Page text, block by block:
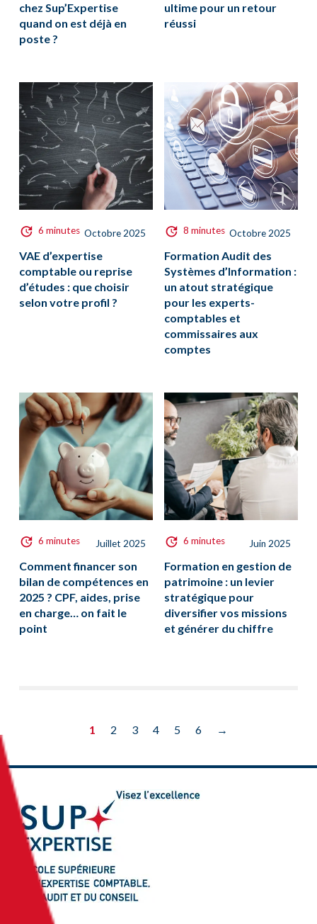
chez Sup’Expertise
quand on est déjà en
poste ?
ultime pour un retour
réussi
6 minutes Octobre 2025
VAE d’expertise
comptable ou reprise
d’études : que choisir
selon votre profil ?
8 minutes Octobre 2025
Formation Audit des
Systèmes d’Information :
un atout stratégique
pour les experts-
comptables et
commissaires aux
comptes
6 minutes Juillet 2025
Comment financer son
bilan de compétences en
2025 ? CPF, aides, prise
en charge… on fait le
point
6 minutes Juin 2025
Formation en gestion de
patrimoine : un levier
stratégique pour
diversifier vos missions
et générer du chiffre
1 2 3 4 5 6 →